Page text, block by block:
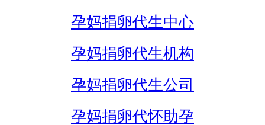
孕妈捐卵代生中心
孕妈捐卵代生机构
孕妈捐卵代生公司
孕妈捐卵代怀助孕